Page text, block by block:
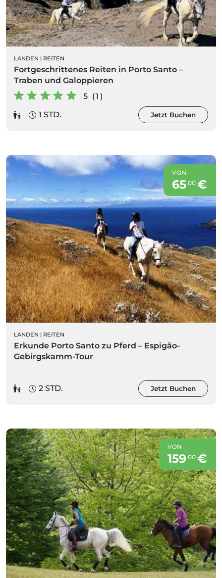
LANDEN | REITEN
Fortgeschrittenes Reiten in Porto Santo –
Traben und Galoppieren
5 (1)
1 STD.
Jetzt Buchen
VON
65 00€
LANDEN | REITEN
Erkunde Porto Santo zu Pferd – Espigão-
Gebirgskamm-Tour
2 STD. Jetzt Buchen
VON
159 00€